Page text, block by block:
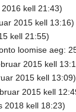
kell 21:43)
2015 kell 13:16)
kell 21:55)
loomise aeg:
2015 kell
2015 kell 13:09)
2015 kell
2018 kell 18:23)